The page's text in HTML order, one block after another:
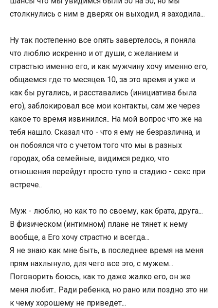
столкнулись с ним в дверях он выходил, я заходила...
Ну так постепенно все опять завертелось, я поняла
что люблю искренно и от души, с желанием и
страстью именно его, и как мужчину хочу именно его,
общаемся где то месяцев 10, за это время и уже и
как бы ругались, и расставались (инициатива была
его), заблокировал все мои контакты, сам же через
какое то время извинился.. На мой вопрос что же на
тебя нашло. Сказал что - что я ему не безразлична, и
он побоялся что с учетом того что мы в разных
городах, оба семейные, видимся редко, что
отношения перейдут просто тупо в стадию - секс при
встрече..
Муж - люблю, но как то по своему, как брата, друга...
В физическом (интимном) плане не тянет к нему
вообще, а Его хочу страстно и всегда...
Я не знаю как мне быть, в последнее время на меня
прям нахлынуло, для чего все это, с мужем...
Поговорить боюсь, как то даже жалко его, он же
меня любит.. Ради ребенка, но рано или поздно это ни
к чему хорошему не приведет...